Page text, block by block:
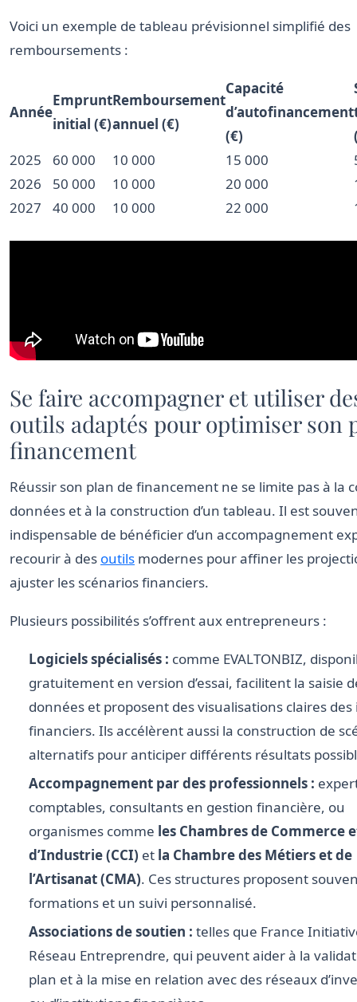
Voici un exemple de tableau prévisionnel simplifié des
remboursements :
Année
Emprunt
initial (€)
Remboursement
annuel (€)
Capacité
d’autofinancement
(€)
2025
60 000 10 000 15 000
2026
50 000 10 000 20 000
2027
40 000 10 000 22 000
Se faire accompagner et utiliser
outils adaptés pour optimiser son
financement
Réussir son plan de financement ne se limite pas à la
données et à la construction d’un tableau. Il est
indispensable de bénéficier d’un accompagnement
recourir à des outils modernes pour affiner les
ajuster les scénarios financiers.
Plusieurs possibilités s’offrent aux entrepreneurs :
Logiciels spécialisés : comme EVALTONBIZ,
gratuitement en version d’essai, facilitent la saisie
données et proposent des visualisations claires des
financiers. Ils accélèrent aussi la construction de
alternatifs pour anticiper différents résultats
Accompagnement par des professionnels :
comptables, consultants en gestion financière, ou
organismes comme les Chambres de Commerce
d’Industrie (CCI) et la Chambre des Métiers et de
l’Artisanat (CMA). Ces structures proposent
formations et un suivi personnalisé.
Associations de soutien : telles que France
Réseau Entreprendre, qui peuvent aider à la
plan et à la mise en relation avec des réseaux